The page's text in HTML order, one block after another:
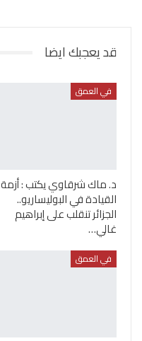
قد يعجبك ايضا
في العمق
د. ماك شرقاوي يكتب : أزمة
القيادة في البوليساريو..
الجزائر تنقلب على إبراهيم
غالي…
في العمق